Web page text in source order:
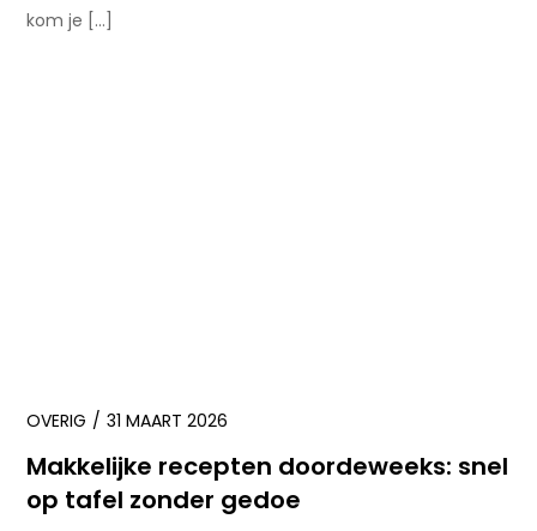
kom je […]
OVERIG 31 MAART 2026
Makkelijke recepten doordeweeks: snel
op tafel zonder gedoe